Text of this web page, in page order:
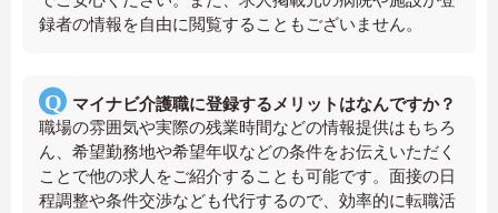
録者の情報を自由に閲覧することもございません。
マイナビ介護職に登録するメリットはなんですか？
職場の雰囲気や実際の残業時間などの情報提供はもちろ
ん、希望勤務地や希望年収などの条件をお伝えいただく
ことで他の求人をご紹介することも可能です。面接の日
程調整や条件交渉なども代行するので、効率的に転職活